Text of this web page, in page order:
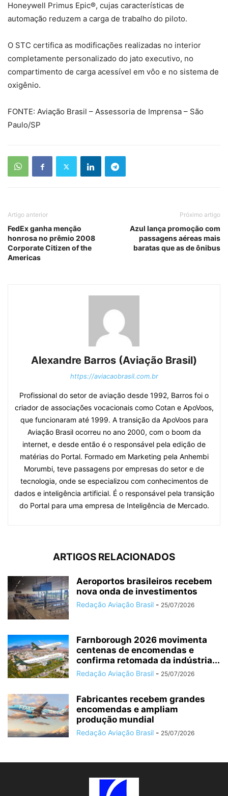
Honeywell Primus Epic®, cujas características de
automação reduzem a carga de trabalho do piloto.
O STC certifica as modificações realizadas no interior
completamente personalizado do jato executivo, no
compartimento de carga acessível em vôo e no sistema de
oxigênio.
FONTE: Aviação Brasil – Assessoria de Imprensa – São
Paulo/SP
Artigo anterior
FedEx ganha menção
honrosa no prêmio 2008
Corporate Citizen of the
Americas
Próximo artigo
Azul lança promoção com
passagens aéreas mais
baratas que as de ônibus
Alexandre Barros (Aviação Brasil)
https://aviacaobrasil.com.br
Profissional do setor de aviação desde 1992, Barros foi o
criador de associações vocacionais como Cotan e ApoVoos,
que funcionaram até 1999. A transição da ApoVoos para
Aviação Brasil ocorreu no ano 2000, com o boom da
internet, e desde então é o responsável pela edição de
matérias do Portal. Formado em Marketing pela Anhembi
Morumbi, teve passagens por empresas do setor e de
tecnologia, onde se especializou com conhecimentos de
dados e inteligência artificial. É o responsável pela transição
do Portal para uma empresa de Inteligência de Mercado.
ARTIGOS RELACIONADOS
Aeroportos brasileiros recebem
nova onda de investimentos
Redação Aviação Brasil - 25/07/2026
Farnborough 2026 movimenta
centenas de encomendas e
confirma retomada da indústria...
Redação Aviação Brasil - 25/07/2026
Fabricantes recebem grandes
encomendas e ampliam
produção mundial
Redação Aviação Brasil - 25/07/2026